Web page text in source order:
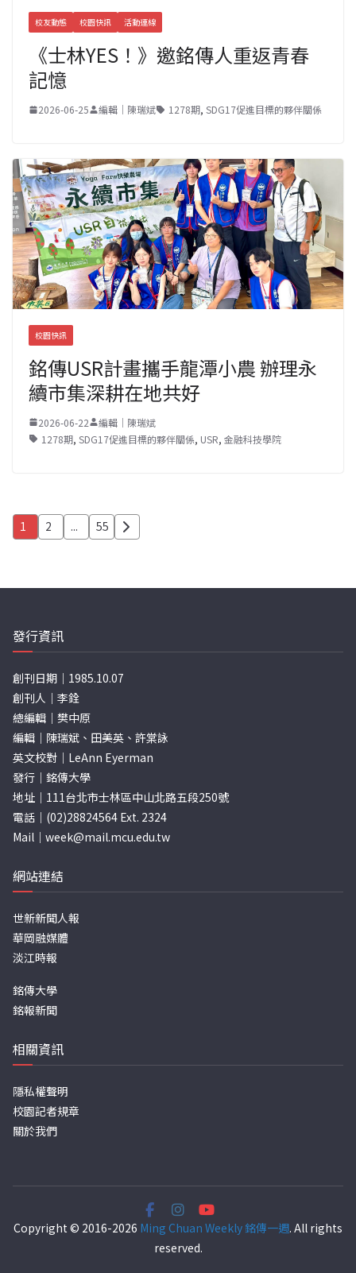
校友動態 校園快訊 活動連線
《士林YES！》邀銘傳人重返青春
記憶
2026-06-25 編輯｜陳瑞斌 1278期, SDG17促進目標的夥伴關係
校園快訊
銘傳USR計畫攜手龍潭小農 辦理永
續市集深耕在地共好
2026-06-22
編輯｜陳瑞斌
1278期, SDG17促進目標的夥伴關係, USR, 金融科技學院
文
分
頁
1 2 ... 55
發行資訊
創刊日期｜1985.10.07
創刊人｜李銓
總編輯｜樊中原
編輯｜陳瑞斌、田美英、許棠詠
英文校對｜LeAnn Eyerman
發行｜銘傳大學
地址｜111台北市士林區中山北路五段250號
電話｜(02)28824564 Ext. 2324
Mail｜ week@mail.mcu.edu.tw
網站連結
世新新聞人報
華岡融媒體
淡江時報
銘傳大學
銘報新聞
相關資訊
隱私權聲明
校園記者規章
關於我們
Copyright © 2016-2026 Ming Chuan Weekly 銘傳一週. All rights
reserved.